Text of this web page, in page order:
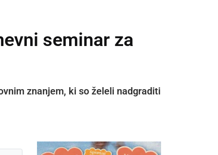
seminar za
znanjem, ki so želeli nadgraditi